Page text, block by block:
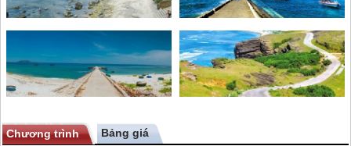
Chương trình Bảng giá